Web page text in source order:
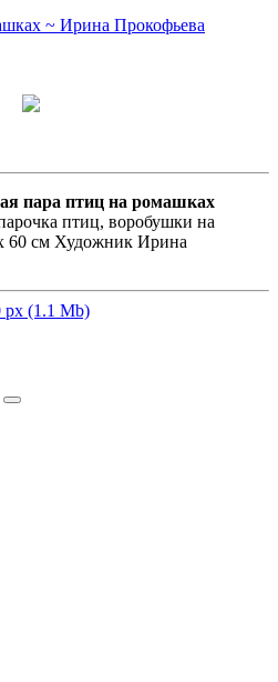
пара птиц на ромашках
птиц, воробушки на
60 см Художник Ирина
px (1.1 Mb)